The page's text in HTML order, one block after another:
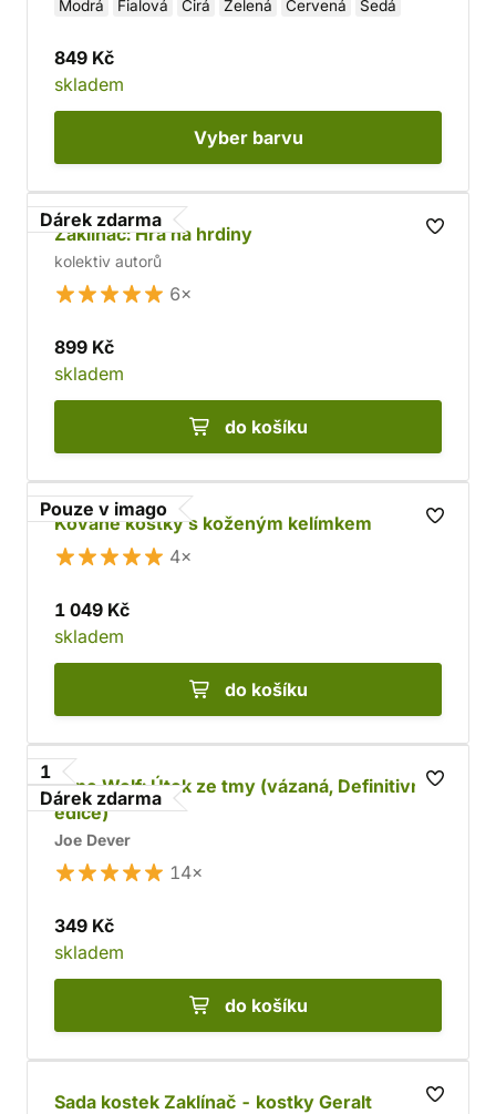
Modrá Fialová Čirá Zelená Červená Šedá
849 Kč
skladem
Vyber barvu
Dárek zdarma
Zaklínač: Hra na hrdiny
kolektiv autorů
6×
899 Kč
skladem
do košíku
Pouze v imago
Kované kostky s koženým kelímkem
4×
1 049 Kč
skladem
do košíku
1
Dárek zdarma
Lone Wolf: Útok ze tmy (vázaná, Definitivní
edice)
Joe Dever
14×
349 Kč
skladem
do košíku
Sada kostek Zaklínač - kostky Geralt